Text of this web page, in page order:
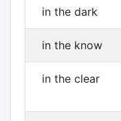
in the dark
in the know
in the clear